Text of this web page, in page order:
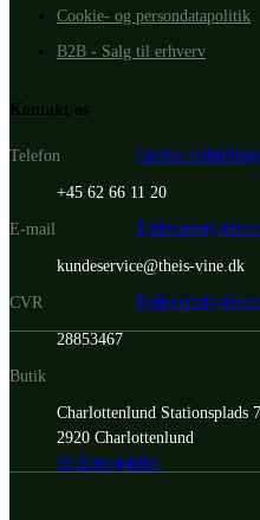
Cookie- og persondatapolitik
B2B - Salg til erhverv
Kontakt os
Telefon
+45 62 66 11 20
E-mail
kundeservice@theis-vine.dk
CVR
28853467
Butik
Charlottenlund Stationsplads 7
2920 Charlottenlund
Se åbningstider
Cookie